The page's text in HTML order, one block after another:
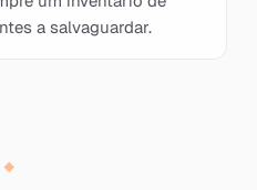
a salvaguardar.